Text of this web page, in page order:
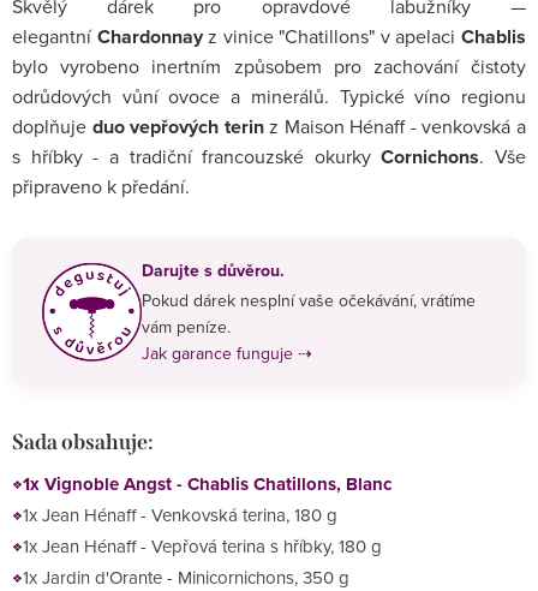
Skvělý dárek pro opravdové labužníky —
elegantníChardonnayz vinice "Chatillons" v apelaci Chablis
bylo vyrobeno inertním způsobem pro zachování čistoty
odrůdových vůní ovoce a minerálů. Typické víno regionu
doplňuje duo vepřových terinz Maison Hénaff - venkovská a
s hříbky - a tradiční francouzské okurkyCornichons. Vše
připraveno k předání.
Darujte s důvěrou.
Pokud dárek nesplní vaše očekávání, vrátíme
vám peníze.
Jak garance funguje ⇢
Sada obsahuje:
1x Vignoble Angst - Chablis Chatillons, Blanc
1x Jean Hénaff - Venkovská terina, 180 g
1x Jean Hénaff - Vepřová terina s hříbky, 180 g
1x Jardin d'Orante - Minicornichons, 350 g